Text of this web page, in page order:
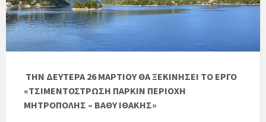
ΤΗΝ ΔΕΥΤΕΡΑ 26 ΜΑΡΤΙΟΥ ΘΑ ΞΕΚΙΝΗΣΕΙ ΤΟ ΕΡΓΟ
«ΤΣΙΜΕΝΤΟΣΤΡΩΣΗ ΠΑΡΚΙΝ ΠΕΡΙΟΧΗ
ΜΗΤΡΟΠΟΛΗΣ – ΒΑΘΥ ΙΘΑΚΗΣ»